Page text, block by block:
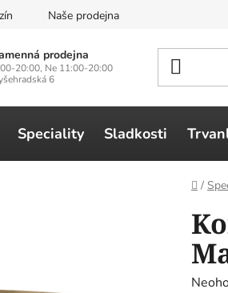
Naše prodejna
prodejna
20:00, Ne 11:00-20:00
6
Speciality Sladkosti
Domů
/